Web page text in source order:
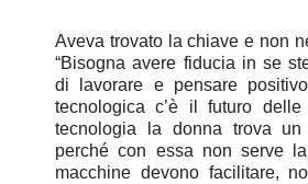
Aveva trovato la chiave e non
“Bisogna avere fiducia in se
di lavorare e pensare
tecnologica c’è il futuro
tecnologia la donna trova un
perché con essa non serve
macchine devono facilitare,